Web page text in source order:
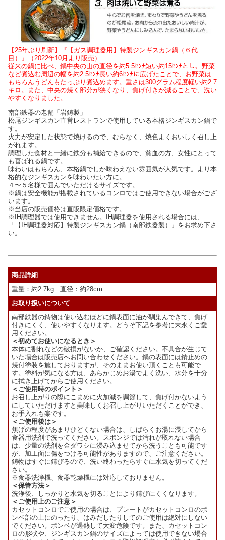
【25年ぶり刷新】『【ガス調理器用】特製ジンギスカン鍋（６代
目）』（2022年10月より販売）
従来の鍋に比べ、鍋中央の山の直径を約5.5ｾﾝﾁ短い約15ｾﾝﾁとし、野菜
など煮込む周辺の幅を約2.5ｾﾝﾁ長い約6ｾﾝﾁに広げたことで、お野菜は
もちろんうどんもたっぷり煮込めます。重さは300グラム程度軽い約2.7
キロ。また、中央の焼く部分が狭くなり、焦げ付きが減ることで、洗い
やすくなりました。
南部鉄器の老舗「岩鋳製」
松尾ジンギスカン直営レストランで使用している本格ジンギスカン鍋で
す。
火力が安定した状態で焼けるので、むらなく、焼色よくおいしく召し上
がれます。
調理した食材と一緒に鉄分も補給できるので、貧血の方、女性にとって
も喜ばれる鍋です。
味わいはもちろん、本格鍋でしか味わえない雰囲気が人気です。より本
格的なジンギスカンを味わいたい方に。
４〜５名様で囲んでいただけるサイズです。
※鍋は安全機能が搭載されているコンロではご使用できない場合がござ
います。
※当店の販売価格は直販限定価格です。
※IH調理器では使用できません。IH調理器を使用される場合には、
「【IH調理器対応】特製ジンギスカン鍋（南部鉄器製）」をお求め下さ
い。
商品詳細
重量：約2.7kg 直径：約28cm
お取り扱いについて
南部鉄器の鋳物は使い込むほどに鍋表面に油が馴染んできて、焦げ
付きにくく、使いやすくなります。どうぞ下記を参考に末永くご愛
用ください。
＜初めてお使いになるとき＞
本体に割れなどの破損がないか、ご確認ください。不具合が生じて
いた場合は販売店へお問い合わせください。鍋の表面には錆止めの
焼付塗装を施しておりますが、そのままお使い頂くことも可能で
す。塗料が気になる方は、あらかじめお湯でよく洗い、水分を十分
に拭き上げてからご使用ください。
＜ご使用時のポイント＞
お召し上がりの際にこまめに火加減を調節して、焦げ付かないよう
にしていただけますと美味しくお召し上がりいただくことができ、
お手入れも楽です。
＜ご使用後は＞
焦げの程度があまりひどくない場合は、しばらくお湯に浸してから
食器用洗剤で洗ってください。スポンジでは汚れが取れない場合
は、少量の洗剤を金ダワシに浸み込ませてから洗うことも可能です
が、加工面に傷をつける可能性がありますので、ご注意ください。
鋳物はすぐに錆びるので、洗い終わったらすぐに水気を切ってくだ
さい。
※食器洗浄機、食器乾燥機には対応しておりません。
＜保管方法＞
洗浄後、しっかりと水気を切ることにより錆びにくくなります。
＜ご使用上のご注意＞
カセットコンロでご使用の場合は、プレートがカセットコンロのボ
ンベ部の上にのったり、はみだしたりしてのご使用は絶対にしない
でください。ボンベが過熱して大変危険です。また、カセットコン
ロの形状や、ジンギスカン鍋のサイズによっては使用できない場合